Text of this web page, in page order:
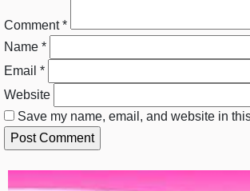
Comment*
Name *
Email *
Website
Save my name, email, and website in